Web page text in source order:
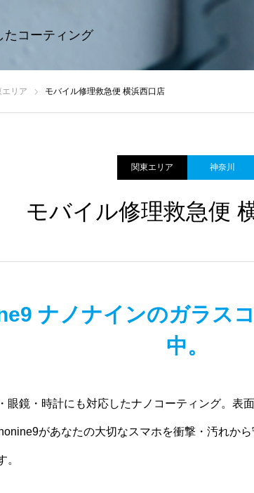
たコーティング
エリア モバイル修理救急便 横浜西口店
関東エリア 神奈川
モバイル修理救急便
ナノナインのガラス
中。
眼鏡・時計にも対応したナノコーティング。表
があなたの大切なスマホを衝撃・汚れか
。